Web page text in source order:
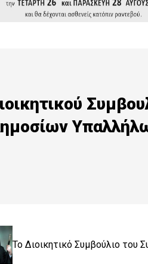
Το Διοικητικό Συμβούλιο